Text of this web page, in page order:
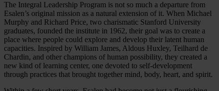
The Integral Leadership Program is not so much a departure from
Esalen’s original mission as a natural extension of it. When Michael
Murphy and Richard Price, two charismatic Stanford University
graduates, founded the institute in 1962, their goal was to create a
place where people could explore and develop their latent human
capacities. Inspired by William James, Aldous Huxley, Teilhard de
Chardin, and other champions of human possibility, they created a
new kind of learning center, one devoted to self-development
through practices that brought together mind, body, heart, and spirit.